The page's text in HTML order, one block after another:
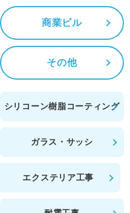
商業ビル
その他
シリコーン樹脂コーティング
ガラス・サッシ
エクステリア工事